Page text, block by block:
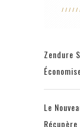
Zendure
Le